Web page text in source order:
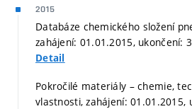
2015
Databáze chemického složení
zahájení: 01.01.2015, ukončení:
Detail
Pokročilé materiály – chemie,
vlastnosti, zahájení: 01.01.2015,